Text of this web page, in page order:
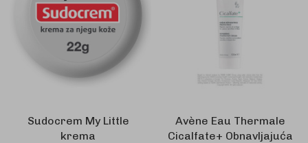
Sudocrem My Little
krema
Avène Eau Thermale
Cicalfate+ Obnavljajuća